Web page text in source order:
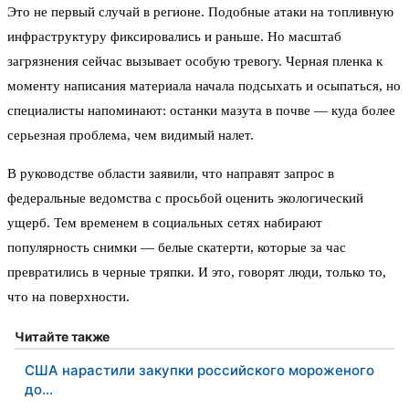
Это не первый случай в регионе. Подобные атаки на топливную
инфраструктуру фиксировались и раньше. Но масштаб
загрязнения сейчас вызывает особую тревогу. Черная пленка к
моменту написания материала начала подсыхать и осыпаться, но
специалисты напоминают: останки мазута в почве — куда более
серьезная проблема, чем видимый налет.
В руководстве области заявили, что направят запрос в
федеральные ведомства с просьбой оценить экологический
ущерб. Тем временем в социальных сетях набирают
популярность снимки — белые скатерти, которые за час
превратились в черные тряпки. И это, говорят люди, только то,
что на поверхности.
Читайте также
США нарастили закупки российского мороженого
до…